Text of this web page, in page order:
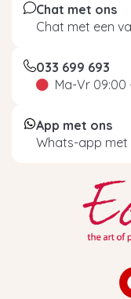
Chat met ons
Chat met een
033 699 693
Ma-Vr 09:00
App met ons
Whats-app met